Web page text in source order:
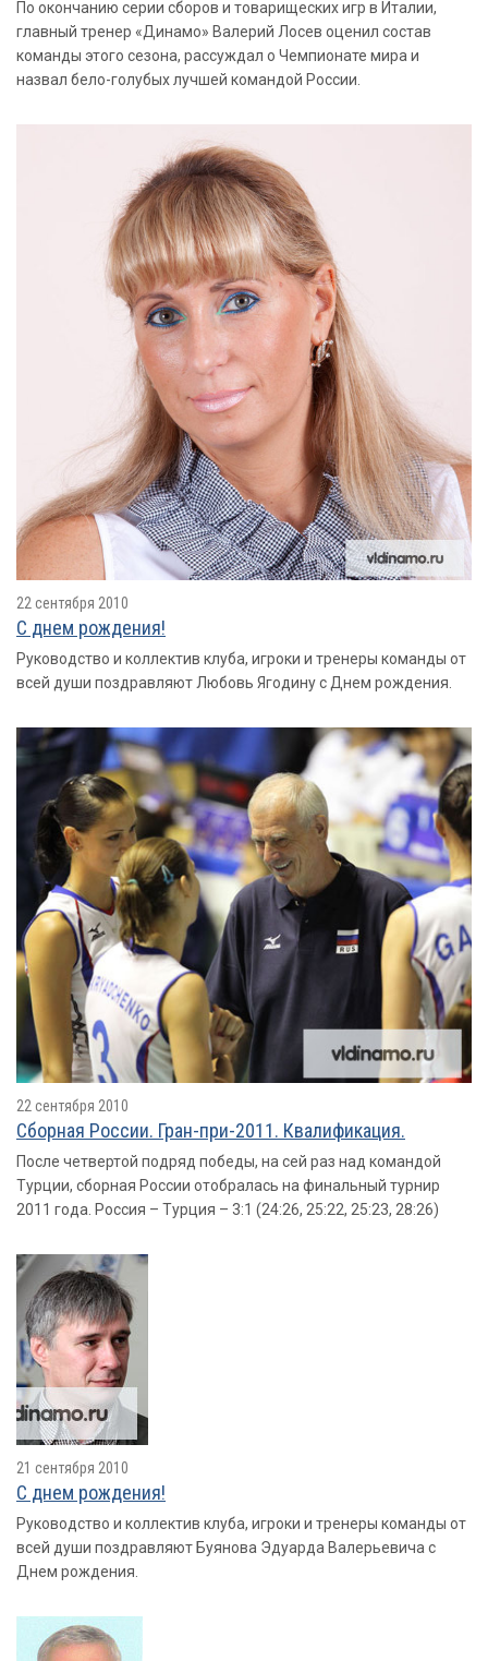
По окончанию серии сборов и товарищеских игр в Италии,
главный тренер «Динамо» Валерий Лосев оценил состав
команды этого сезона, рассуждал о Чемпионате мира и
назвал бело-голубых лучшей командой России.
22 сентября 2010
С днем рождения!
Руководство и коллектив клуба, игроки и тренеры команды от
всей души поздравляют Любовь Ягодину с Днем рождения.
22 сентября 2010
Сборная России. Гран-при-2011. Квалификация.
После четвертой подряд победы, на сей раз над командой
Турции, сборная России отобралась на финальный турнир
2011 года. Россия – Турция – 3:1 (24:26, 25:22, 25:23, 28:26)
21 сентября 2010
С днем рождения!
Руководство и коллектив клуба, игроки и тренеры команды от
всей души поздравляют Буянова Эдуарда Валерьевича с
Днем рождения.